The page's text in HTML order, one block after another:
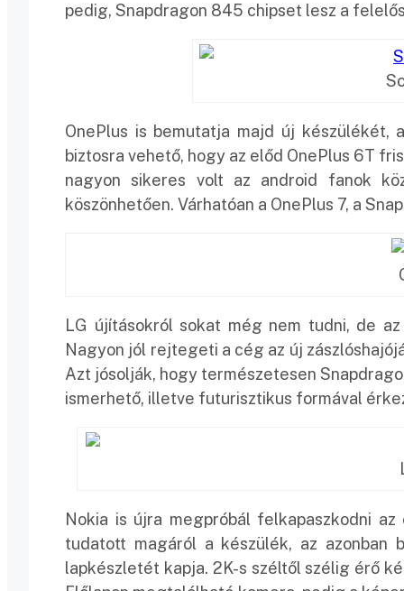
pedig, Snapdragon 845 chipset lesz a
OnePlus is bemutatja majd új készülékét,
biztosra vehető, hogy az előd OnePlus 6T
nagyon sikeres volt az android fanok
köszönhetően. Várhatóan a OnePlus 7, a
LG újításokról sokat még nem tudni, de
Nagyon jól rejtegeti a cég az új
Azt jósolják, hogy természetesen
ismerhető, illetve futurisztikus formával
Nokia is újra megpróbál felkapaszkodni
tudatott magáról a készülék, az azonban
lapkészletét kapja. 2K-s széltől szélig érő